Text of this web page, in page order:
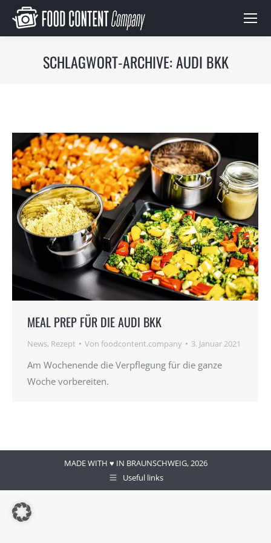
SCHLAGWORT-ARCHIVE:AUDI BKK
MEAL PREP FÜR DIE AUDI BKK
News, Rezept Von foodcontent.company 3. Januar 2021
Am Wochenende die Verpflegung für die ganze
Woche vorbereiten.
MADE WITH ♥ IN BRAUNSCHWEIG, 2026
Useful links